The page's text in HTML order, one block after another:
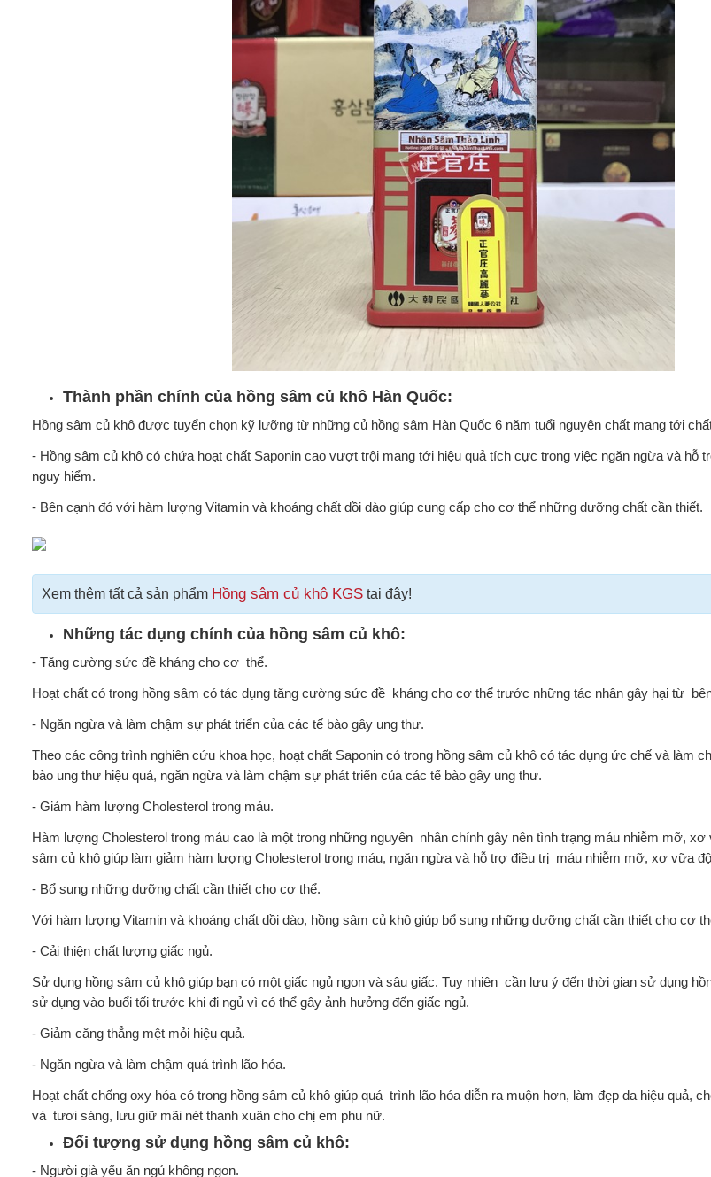
Thành phần chính của hồng sâm củ khô Hàn Quốc:
Hồng sâm củ khô được tuyển chọn kỹ lưỡng từ những củ hồng sâm Hàn Quốc 6 năm tuổi nguyên chất mang tới
- Hồng sâm củ khô có chứa hoạt chất Saponin cao vượt trội mang tới hiệu quả tích cực trong việc ngăn ngừa và hỗ
nguy hiểm.
- Bên cạnh đó với hàm lượng Vitamin và khoáng chất dồi dào giúp cung cấp cho cơ thể những dưỡng chất cần thiết.
Xem thêm tất cả sản phẩm Hồng sâm củ khô KGStại đây!
Những tác dụng chính của hồng sâm củ khô:
- Tăng cường sức đề kháng cho cơ thể.
Hoạt chất có trong hồng sâm có tác dụng tăng cường sức đề kháng cho cơ thể trước những tác nhân gây hại từ
- Ngăn ngừa và làm chậm sự phát triển của các tế bào gây ung thư.
Theo các công trình nghiên cứu khoa học, hoạt chất Saponin có trong hồng sâm củ khô có tác dụng ức chế và làm
bào ung thư hiệu quả, ngăn ngừa và làm chậm sự phát triển của các tế bào gây ung thư.
- Giảm hàm lượng Cholesterol trong máu.
Hàm lượng Cholesterol trong máu cao là một trong những nguyên nhân chính gây nên tình trạng máu nhiễm mỡ,
sâm củ khô giúp làm giảm hàm lượng Cholesterol trong máu, ngăn ngừa và hỗ trợ điều trị máu nhiễm mỡ, xơ vữa
- Bổ sung những dưỡng chất cần thiết cho cơ thể.
Với hàm lượng Vitamin và khoáng chất dồi dào, hồng sâm củ khô giúp bổ sung những dưỡng chất cần thiết cho cơ
- Cải thiện chất lượng giấc ngủ.
Sử dụng hồng sâm củ khô giúp bạn có một giấc ngủ ngon và sâu giấc. Tuy nhiên cần lưu ý đến thời gian sử dụng
sử dụng vào buổi tối trước khi đi ngủ vì có thể gây ảnh hưởng đến giấc ngủ.
- Giảm căng thẳng mệt mỏi hiệu quả.
- Ngăn ngừa và làm chậm quá trình lão hóa.
Hoạt chất chống oxy hóa có trong hồng sâm củ khô giúp quá trình lão hóa diễn ra muộn hơn, làm đẹp da hiệu quả,
và tươi sáng, lưu giữ mãi nét thanh xuân cho chị em phu nữ.
Đối tượng sử dụng hồng sâm củ khô:
- Người già yếu ăn ngủ không ngon.